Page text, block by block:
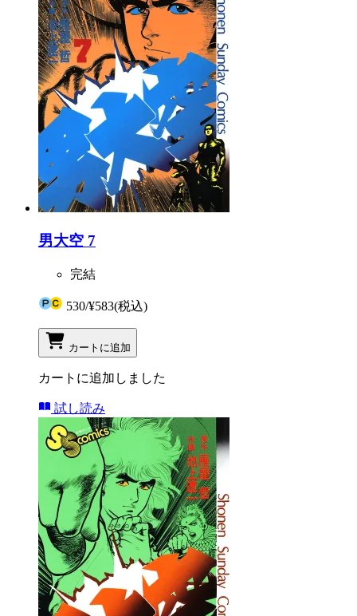
男大空 7
完結
530/¥583(税込)
カートに追加
カートに追加しました
試し読み